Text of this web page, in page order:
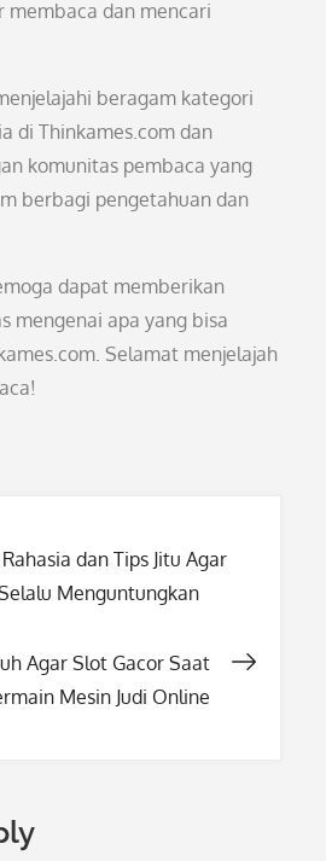
membaca dan mencari
beragam kategori
di Thinkames.com dan
komunitas pembaca yang
berbagi pengetahuan dan
dapat memberikan
mengenai apa yang bisa
Selamat menjelajah
dan Tips Jitu Agar
Menguntungkan
Agar Slot Gacor Saat
Mesin Judi Online